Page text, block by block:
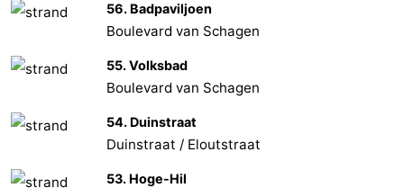
56. Badpaviljoen
Boulevard van Schagen
55. Volksbad
Boulevard van Schagen
54. Duinstraat
Duinstraat / Eloutstraat
53. Hoge-Hil